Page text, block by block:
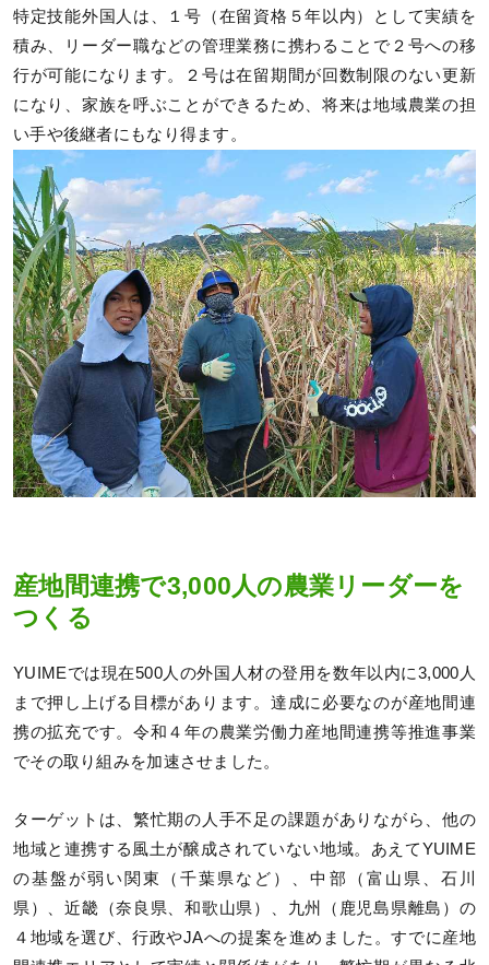
特定技能外国人は、１号（在留資格５年以内）として実績を
積み、リーダー職などの管理業務に携わることで２号への移
行が可能になります。２号は在留期間が回数制限のない更新
になり、家族を呼ぶことができるため、将来は地域農業の担
い手や後継者にもなり得ます。
産地間連携で3,000人の農業リーダーを
つくる
YUIMEでは現在500人の外国人材の登用を数年以内に3,000人
まで押し上げる目標があります。達成に必要なのが産地間連
携の拡充です。令和４年の農業労働力産地間連携等推進事業
でその取り組みを加速させました。
ターゲットは、繁忙期の人手不足の課題がありながら、他の
地域と連携する風土が醸成されていない地域。あえてYUIME
の基盤が弱い関東（千葉県など）、中部（富山県、石川
県）、近畿（奈良県、和歌山県）、九州（鹿児島県離島）の
４地域を選び、行政やJAへの提案を進めました。すでに産地